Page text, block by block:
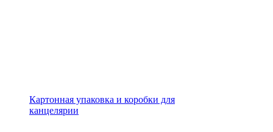
Картонная упаковка и коробки для
канцелярии